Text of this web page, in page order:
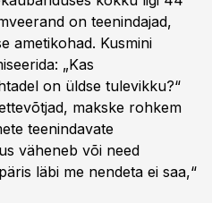
on teenindajad,
ametikohad. Kusmini
„Kas
on üldse tulevikku?“
makske rohkem
teenindavate
väheneb või need
läbi me nendeta ei saa,“